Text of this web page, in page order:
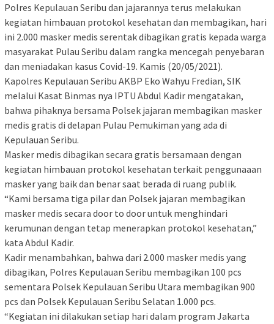
Polres Kepulauan Seribu dan jajarannya terus melakukan
kegiatan himbauan protokol kesehatan dan membagikan, hari
ini 2.000 masker medis serentak dibagikan gratis kepada warga
masyarakat Pulau Seribu dalam rangka mencegah penyebaran
dan meniadakan kasus Covid-19. Kamis (20/05/2021).
Kapolres Kepulauan Seribu AKBP Eko Wahyu Fredian, SIK
melalui Kasat Binmas nya IPTU Abdul Kadir mengatakan,
bahwa pihaknya bersama Polsek jajaran membagikan masker
medis gratis di delapan Pulau Pemukiman yang ada di
Kepulauan Seribu.
Masker medis dibagikan secara gratis bersamaan dengan
kegiatan himbauan protokol kesehatan terkait penggunaaan
masker yang baik dan benar saat berada di ruang publik.
“Kami bersama tiga pilar dan Polsek jajaran membagikan
masker medis secara door to door untuk menghindari
kerumunan dengan tetap menerapkan protokol kesehatan,”
kata Abdul Kadir.
Kadir menambahkan, bahwa dari 2.000 masker medis yang
dibagikan, Polres Kepulauan Seribu membagikan 100 pcs
sementara Polsek Kepulauan Seribu Utara membagikan 900
pcs dan Polsek Kepulauan Seribu Selatan 1.000 pcs.
“Kegiatan ini dilakukan setiap hari dalam program Jakarta